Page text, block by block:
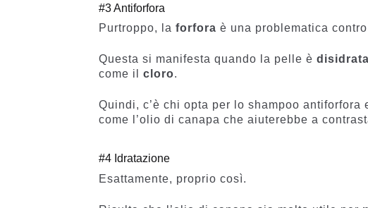
#3 Antiforfora
Purtroppo, laforfora è una problematica
Questa si manifesta quando la pelle è
come ilcloro.
Quindi, c’è chi opta per lo shampoo antiforfora
come l’olio di canapa che aiuterebbe a
#4 Idratazione
Esattamente, proprio così.